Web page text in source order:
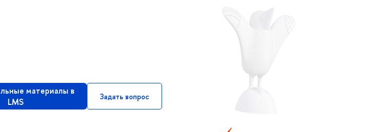
материалы в
LMS
Задать вопрос